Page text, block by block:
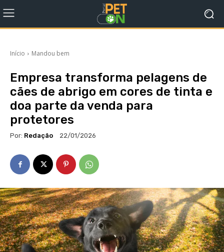
Início Mandou bem
Empresa transforma pelagens de
cães de abrigo em cores de tinta e
doa parte da venda para
protetores
Por: Redação 22/01/2026